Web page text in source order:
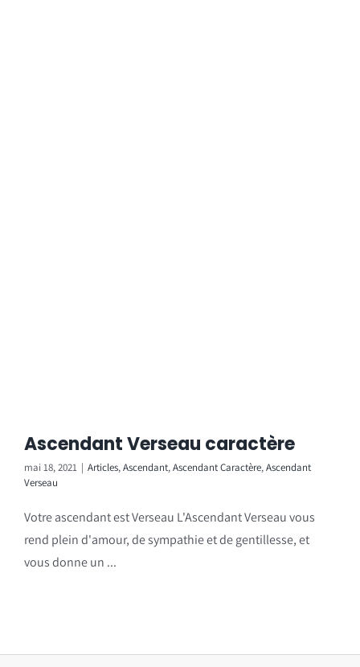
Ascendant Verseau caractère
mai 18, 2021 | Articles,Ascendant,Ascendant Caractère,Ascendant
Verseau
Votre ascendant est Verseau L'Ascendant Verseau vous
rend plein d'amour, de sympathie et de gentillesse, et
vous donne un ...